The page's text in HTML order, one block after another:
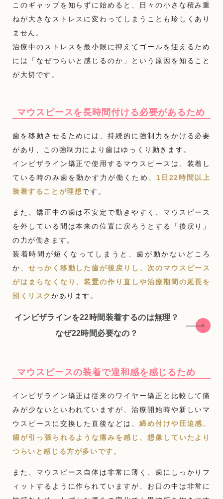
このギャップを知らずに始めると、日々の小さな積み重
ねが大きなストレスに変わってしまうことも珍しくあり
ません。
治療中のストレスを最小限に抑えてゴールを迎えるため
には「なぜつらいと感じるのか」という原因を知ること
が大切です。
マウスピースを長時間付ける必要があるため
歯を移動させるためには、持続的に強制力をかける必要
があり、この強制力により歯はゆっくり動きます。
インビザライン矯正で使用するマウスピースは、装着し
ている時のみ歯を動かす力が働くため、 1日22時間以上
装着することが理想です。
また、矯正中の歯は不安定で動きやすく、マウスピース
を外している間は本来の位置に戻ろうとする「後戻り」
の力が働きます。
装着時間が短くなってしまうと、歯が動かないどころ
か、 せっかく移動した歯が後戻りし、次のマウスピース
がはまらなくなり、装置の作り直しや治療期間の延長を
招くリスク があります。
インビザラインを22時間装着するのは無理？
なぜ22時間必要なの？
マウスピースの装着で違和感を感じるため
インビザライン矯正は従来のワイヤー矯正と比較して痛
みが少ないといわれていますが、治療開始時や新しいマ
ウスピースに交換した直後などは、 締め付けや圧迫感、
歯が引っ張られるような痛みを感じ、想像していたより
つらいと感じる方が多いです。
また、マウスピース自体は非常に薄く、歯にしっかりフ
ィットするように作られていますが、お口の中は非常に